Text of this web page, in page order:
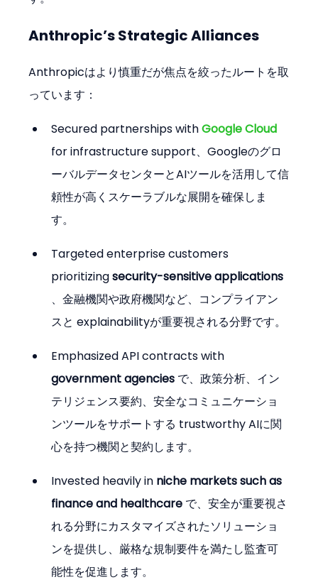
Anthropic’s Strategic Alliances
Anthropicはより慎重だが焦点を絞ったルートを取
っています：
Secured partnerships with Google Cloud
for infrastructure support、Googleのグロ
ーバルデータセンターとAIツールを活用して信
頼性が高くスケーラブルな展開を確保しま
す。
Targeted enterprise customers
prioritizing security-sensitive applications
、金融機関や政府機関など、コンプライアン
スと explainabilityが重要視される分野です。
Emphasized API contracts with
government agencies で、政策分析、イン
テリジェンス要約、安全なコミュニケーショ
ンツールをサポートする trustworthy AIに関
心を持つ機関と契約します。
Invested heavily in niche markets such as
finance and healthcare で、安全が重要視さ
れる分野にカスタマイズされたソリューショ
ンを提供し、厳格な規制要件を満たし監査可
能性を促進します。